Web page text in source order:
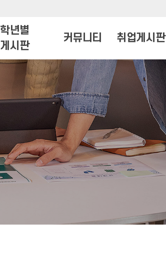
학년별
게시판
커뮤니티 취업게시판